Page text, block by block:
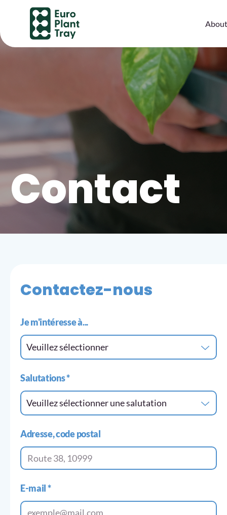
Contact
Contactez-nous
Je m'intéresse à...
Veuillez sélectionner
Salutations*
Veuillez sélectionner une salutation
Adresse, code postal
E-mail*